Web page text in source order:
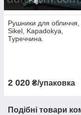
Рушники для обличчя,
Sikel, Kapadokya,
Туреччина.
2 020 ₴/упаковка
Подібні товари